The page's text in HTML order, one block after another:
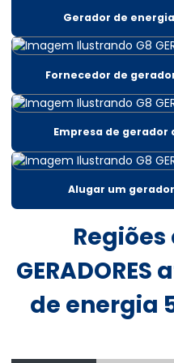
Aluguel gerador 180 kva em
Aluguel de gerador 200 kva
Aluguel gerador 220v em
Aluguel gerador 300 kva
Aluguel gerador 300 kva em
Aluguel de gerador 400 kva
Aluguel de gerador 500 kva
Gerador de
Fornecedor de
Empresa de
Alugar um
Regiões
de energia